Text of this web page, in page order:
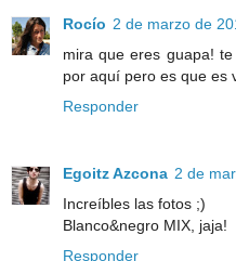
Rocío 2 de marzo de
mira que eres guapa!
por aquí pero es que es
Responder
Egoitz Azcona 2 de
Increíbles las fotos ;)
Blanco&negro MIX, jaja!
Responder